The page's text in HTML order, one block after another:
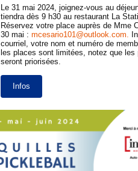
Le 31 mai 2024, joignez-vous au
tiendra dès 9 h30 au restaurant La
Réservez votre place auprès de Mme
30 mai : mcesario101@outlook.com.
courriel, votre nom et numéro de
les places sont limitées, notez que
seront priorisées.
Infos